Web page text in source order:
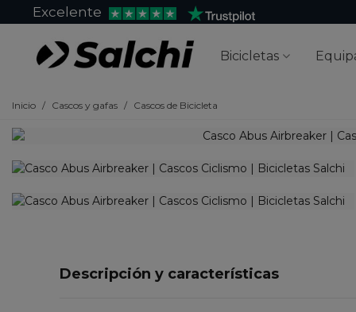
Excelente
Bicicletas
Inicio / Cascos y gafas / Cascos de Bicicleta
Descripción y características